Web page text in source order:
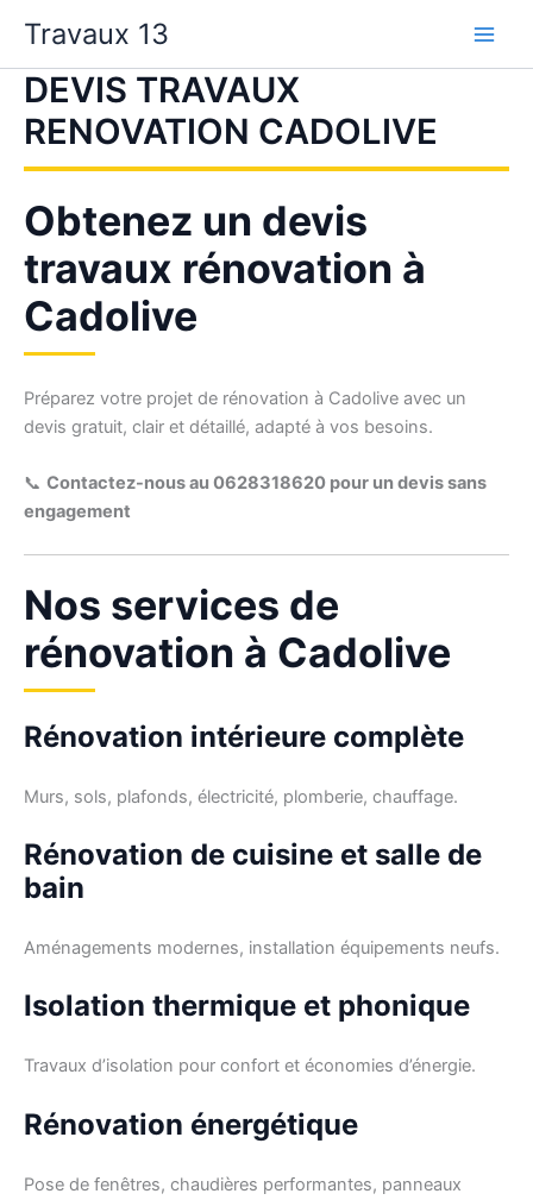
contenu
Travaux 13
DEVIS TRAVAUX
RENOVATION CADOLIVE
Obtenez un devis
travaux rénovation à
Cadolive
Préparez votre projet de rénovation à Cadolive avec un
devis gratuit, clair et détaillé, adapté à vos besoins.
📞 Contactez-nous au 0628318620 pour un devis sans
engagement
Nos services de
rénovation à Cadolive
Rénovation intérieure complète
Murs, sols, plafonds, électricité, plomberie, chauffage.
Rénovation de cuisine et salle de
bain
Aménagements modernes, installation équipements neufs.
Isolation thermique et phonique
Travaux d’isolation pour confort et économies d’énergie.
Rénovation énergétique
Pose de fenêtres, chaudières performantes, panneaux